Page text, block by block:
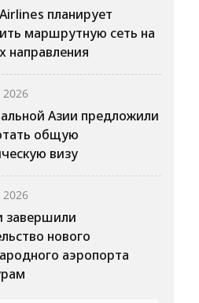
планирует
маршрутную сеть на
направления
2026
Азии предложили
общую
визу
2026
завершили
нового
аэропорта